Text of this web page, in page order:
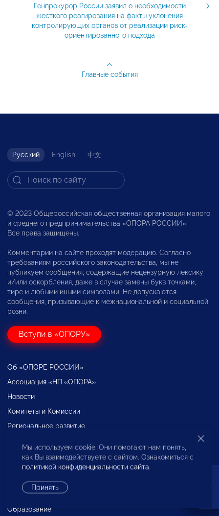
Генпрокурор России заявил о необходимости
жесткого реагирования на факты уклонения
контролирующих органов от реализации риск-
ориентированного подхода
Главные события
Русский English 中文
© 2023 Общероссийская общественная организация малого
и среднего предпринимательства «ОПОРА РОССИИ».
Все права защищены.
Комментарии на сайте проходят модерацию. Согласно
требованиям российского законодательства, мы не
публикуем сообщения, содержащие нецензурную лексику
и/или оскорбления, даже в случае замены букв точками,
тире и любыми иными символами. Не допускаются
сообщения, призывающие к межнациональной и социальной
розни.
Вступи в «ОПОРУ»
Об «ОПОРЕ РОССИИ»
Ассоциация «НП «ОПОРА»
Новости
Комитеты и Комиссии
Региональное развитие
Международная деятельность
Декларация о взаимодействии крупного бизнеса с
субъектами МСП
Бюро по защите прав предпринимателей
Образование
Мы используем cookie. Они помогают нам понять,
как Вы взаимодействуете с сайтом. Ознакомиться с
политикой конфиденциальности сайта.
Принять